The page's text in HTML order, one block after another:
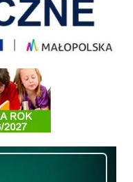
na rok szkolny 2026/2027